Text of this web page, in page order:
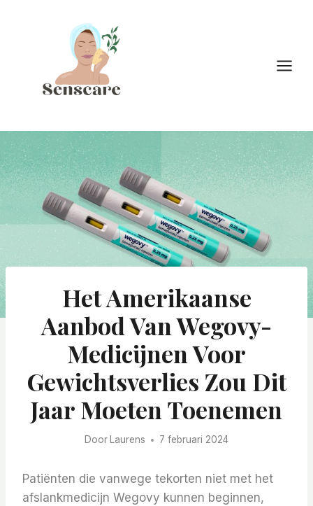
Het Amerikaanse
Aanbod Van Wegovy-
Medicijnen Voor
Gewichtsverlies Zou Dit
Jaar Moeten Toenemen
Door Laurens 7 februari 2024
Patiënten die vanwege tekorten niet met het
afslankmedicijn Wegovy kunnen beginnen,